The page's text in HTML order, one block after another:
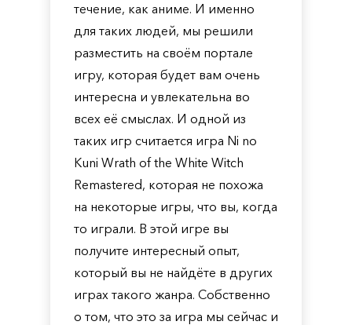
течение, как аниме. И именно
для таких людей, мы решили
разместить на своём портале
игру, которая будет вам очень
интересна и увлекательна во
всех её смыслах. И одной из
таких игр считается игра Ni no
Kuni Wrath of the White Witch
Remastered, которая не похожа
на некоторые игры, что вы, когда
то играли. В этой игре вы
получите интересный опыт,
который вы не найдёте в других
играх такого жанра. Собственно
о том, что это за игра мы сейчас и